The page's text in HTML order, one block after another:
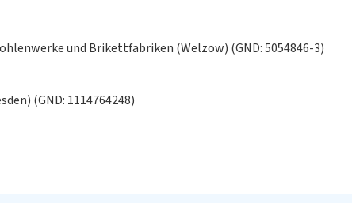
und Brikettfabriken (Welzow) (GND: 5054846-3)
(GND: 1114764248)